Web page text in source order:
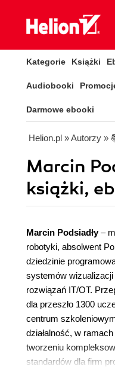
Kategorie Książki
Audiobooki
Darmowe ebooki
Helion.pl » Autorzy »
Marcin
książki,
Marcin Podsiadły–
robotyki, absolwent
dziedzinie
systemów
rozwiązań IT/OT.
dla przeszło 1300
centrum
działalność, w
tworzeniu
standardów dla firm
Studiach